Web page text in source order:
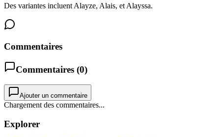
Des variantes incluent Alayze, Alais, et Alayssa.
Commentaires
Commentaires (0)
Ajouter un commentaire
Chargement des commentaires...
Explorer